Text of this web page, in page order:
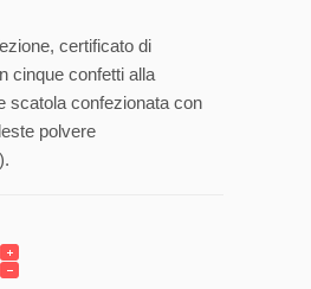
certificato di
cinque confetti alla
scatola confezionata con
polvere